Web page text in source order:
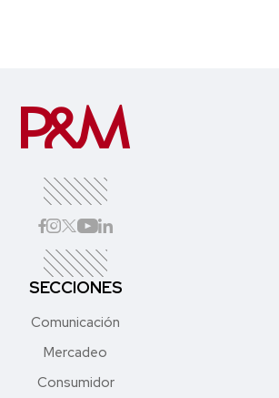
SECCIONES
Comunicación
Mercadeo
Consumidor